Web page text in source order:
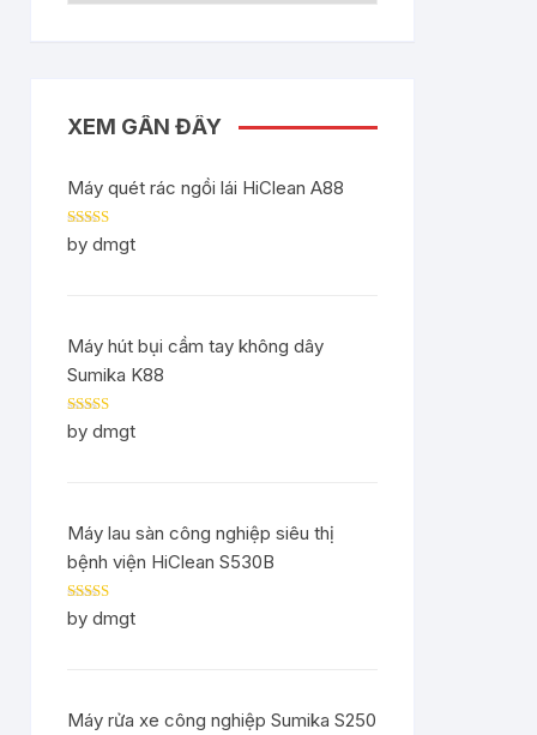
XEM GẦN ĐÂY
Máy quét rác ngồi lái HiClean A88
Rated5out
of 5
by dmgt
Máy hút bụi cầm tay không dây
Sumika K88
Rated5out
of 5
by dmgt
Máy lau sàn công nghiệp siêu thị
bệnh viện HiClean S530B
Rated5out
of 5
by dmgt
Máy rửa xe công nghiệp Sumika S250